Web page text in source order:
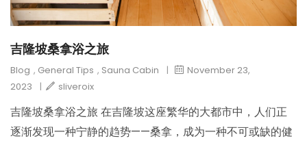
吉隆坡桑拿浴之旅
Blog , General Tips , Sauna Cabin |
November 23,
2023
| sliveroix
吉隆坡桑拿浴之旅 在吉隆坡这座繁华的大都市中，人们正
逐渐发现一种宁静的趋势——桑拿，成为一种不可或缺的健